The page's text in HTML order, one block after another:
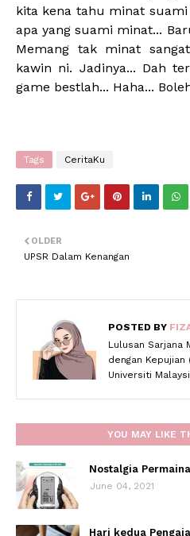
kita kena tahu minat
apa yang suami minat...
Memang tak minat
kawin ni. Jadinya... Dah
game bestlah... Haha...
Tags CeritaKu
OLDER
UPSR Dalam Kenangan
POSTED BY
Lulusan Sarjana
dengan
Universiti
YOU MAY LIKE
Nostalgia
June 04, 2021
Hari kedua